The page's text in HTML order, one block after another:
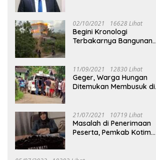
02/10/2021 16628 Lihat
Begini Kronologi
Terbakarnya Bangunan
11/09/2021 12830 Lihat
Geger, Warga Hungan
Ditemukan Membusuk di
21/07/2021 10719 Lihat
Masalah di Penerimaan
Peserta, Pemkab Kotim